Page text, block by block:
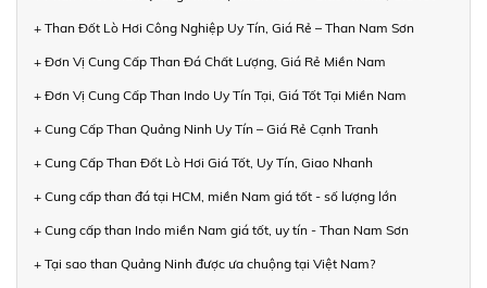
+ Than Đốt Lò Hơi Công Nghiệp Uy Tín, Giá Rẻ – Than Nam Sơn
+ Đơn Vị Cung Cấp Than Đá Chất Lượng, Giá Rẻ Miền Nam
+ Đơn Vị Cung Cấp Than Indo Uy Tín Tại, Giá Tốt Tại Miền Nam
+ Cung Cấp Than Quảng Ninh Uy Tín – Giá Rẻ Cạnh Tranh
+ Cung Cấp Than Đốt Lò Hơi Giá Tốt, Uy Tín, Giao Nhanh
+ Cung cấp than đá tại HCM, miền Nam giá tốt - số lượng lớn
+ Cung cấp than Indo miền Nam giá tốt, uy tín - Than Nam Sơn
+ Tại sao than Quảng Ninh được ưa chuộng tại Việt Nam?